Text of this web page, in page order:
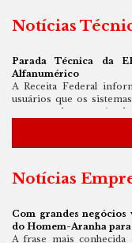
Notícias
Parada Técnica da
Alfanumérico
A Receita Federal
usuários que os
programadas para a
recolhimento do
dividendos
do IRRF conforme a Lei
07/08/2026
Notícias
Com grandes negócios
do Homem-Aranha
A frase mais